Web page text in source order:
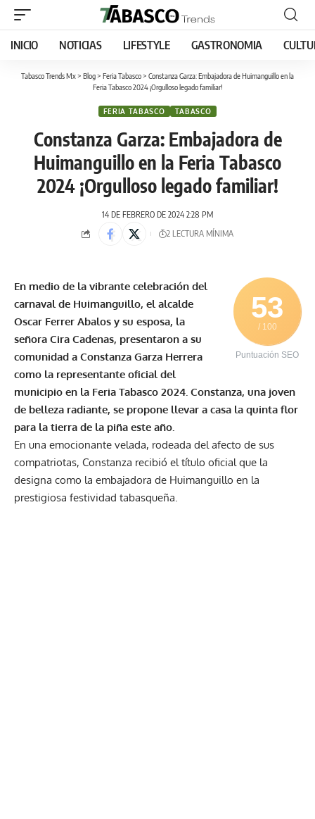
INICIO NOTICIAS LIFESTYLE GASTRONOMIA
Tabasco Trends Mx> Blog> Feria Tabasco> Constanza Garza: Embajadora de Huimanguillo en la
Feria Tabasco 2024 ¡Orgulloso legado familiar!
FERIA TABASCO TABASCO
Constanza Garza: Embajadora de
Huimanguillo en la Feria Tabasco
2024 ¡Orgulloso legado familiar!
14 DE FEBRERO DE 2024 2:28 PM
2 LECTURA MÍNIMA
53
/ 100
Puntuación SEO
En medio de la vibrante celebración del
carnaval de Huimanguillo, el alcalde
Oscar Ferrer Abalos y su esposa, la
señora Cira Cadenas, presentaron a su
comunidad a Constanza Garza Herrera
como la representante oficial del
municipio en la Feria Tabasco 2024. Constanza, una joven
de belleza radiante, se propone llevar a casa la quinta flor
para la tierra de la piña este año.
En una emocionante velada, rodeada del afecto de sus
compatriotas, Constanza recibió el título oficial que la
designa como la embajadora de Huimanguillo en la
prestigiosa festividad tabasqueña.